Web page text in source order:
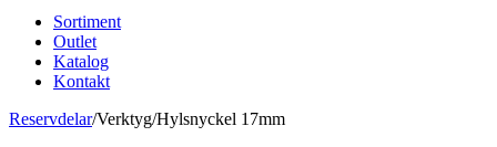
Sortiment
Outlet
Katalog
Kontakt
Reservdelar/Verktyg/Hylsnyckel 17mm